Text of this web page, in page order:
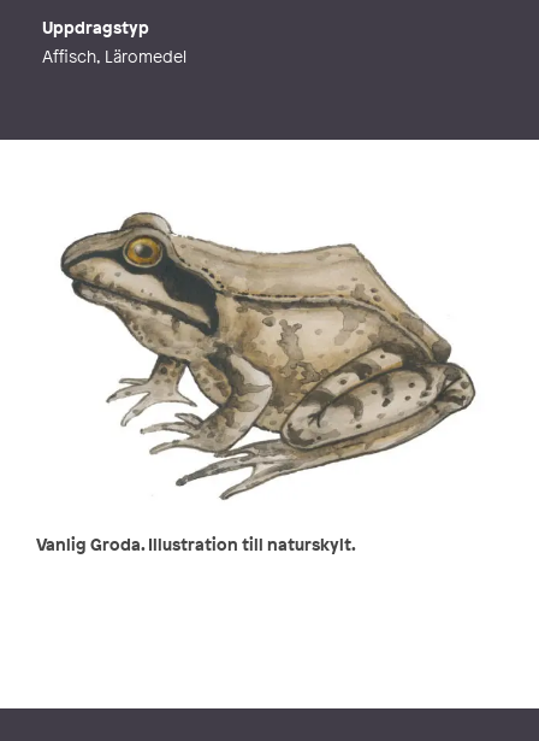
Uppdragstyp
Affisch, Läromedel
Vanlig Groda. Illustration till naturskylt.